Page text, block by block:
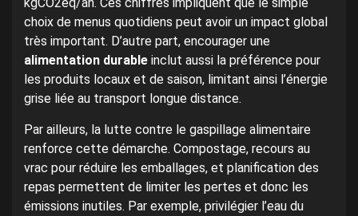
choix de menus quotidiens peut avoir un impact global
très important. D’autre part, encourager une
alimentation durable inclut aussi la préférence pour
les produits locaux et de saison, limitant ainsi l’énergie
grise liée au transport longue distance.
Par ailleurs, la lutte contre le gaspillage alimentaire
renforce cette démarche. Compostage, recours au
vrac pour réduire les emballages, et planification des
repas permettent de limiter les pertes et donc les
émissions inutiles. Par exemple, privilégier l’eau du